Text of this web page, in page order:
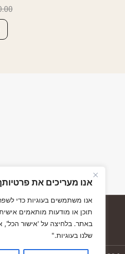
אנו מעריכים את
אנו משתמשים בעוגיות כדי
תוכן או מודעות מותאמים
באתר. בלחיצה על 'אישור
שלנו בעוגיות."